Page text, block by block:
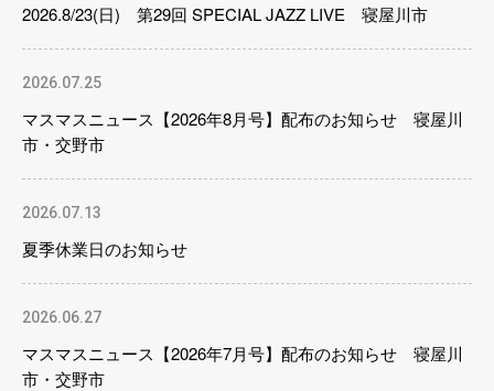
2026.8/23(日) 第29回 SPECIAL JAZZ LIVE 寝屋川市
2026.07.25
マスマスニュース【2026年8月号】配布のお知らせ 寝屋川
市・交野市
2026.07.13
夏季休業日のお知らせ
2026.06.27
マスマスニュース【2026年7月号】配布のお知らせ 寝屋川
市・交野市